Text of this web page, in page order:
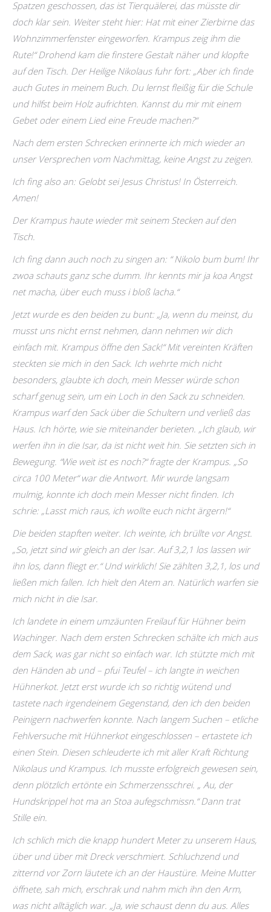
Spatzen geschossen, das ist Tierquälerei, das müsste dir
doch klar sein. Weiter steht hier: Hat mit einer Zierbirne das
Wohnzimmerfenster eingeworfen. Krampus zeig ihm die
Rute!“ Drohend kam die finstere Gestalt näher und klopfte
auf den Tisch. Der Heilige Nikolaus fuhr fort: „Aber ich finde
auch Gutes in meinem Buch. Du lernst fleißig für die Schule
und hilfst beim Holz aufrichten. Kannst du mir mit einem
Gebet oder einem Lied eine Freude machen?“
Nach dem ersten Schrecken erinnerte ich mich wieder an
unser Versprechen vom Nachmittag, keine Angst zu zeigen.
Ich fing also an: Gelobt sei Jesus Christus! In Österreich.
Amen!
Der Krampus haute wieder mit seinem Stecken auf den
Tisch.
Ich fing dann auch noch zu singen an: “ Nikolo bum bum! Ihr
zwoa schauts ganz sche dumm. Ihr kennts mir ja koa Angst
net macha, über euch muss i bloß lacha.“
Jetzt wurde es den beiden zu bunt: „Ja, wenn du meinst, du
musst uns nicht ernst nehmen, dann nehmen wir dich
einfach mit. Krampus öffne den Sack!“ Mit vereinten Kräften
steckten sie mich in den Sack. Ich wehrte mich nicht
besonders, glaubte ich doch, mein Messer würde schon
scharf genug sein, um ein Loch in den Sack zu schneiden.
Krampus warf den Sack über die Schultern und verließ das
Haus. Ich hörte, wie sie miteinander berieten. „Ich glaub, wir
werfen ihn in die Isar, da ist nicht weit hin. Sie setzten sich in
Bewegung. “Wie weit ist es noch?“ fragte der Krampus. „So
circa 100 Meter“ war die Antwort. Mir wurde langsam
mulmig, konnte ich doch mein Messer nicht finden. Ich
schrie: „Lasst mich raus, ich wollte euch nicht ärgern!“
Die beiden stapften weiter. Ich weinte, ich brüllte vor Angst.
„So, jetzt sind wir gleich an der Isar. Auf 3,2,1 los lassen wir
ihn los, dann fliegt er.“ Und wirklich! Sie zählten 3,2,1, los und
ließen mich fallen. Ich hielt den Atem an. Natürlich warfen sie
mich nicht in die Isar.
Ich landete in einem umzäunten Freilauf für Hühner beim
Wachinger. Nach dem ersten Schrecken schälte ich mich aus
dem Sack, was gar nicht so einfach war. Ich stützte mich mit
den Händen ab und – pfui Teufel – ich langte in weichen
Hühnerkot. Jetzt erst wurde ich so richtig wütend und
tastete nach irgendeinem Gegenstand, den ich den beiden
Peinigern nachwerfen konnte. Nach langem Suchen – etliche
Fehlversuche mit Hühnerkot eingeschlossen – ertastete ich
einen Stein. Diesen schleuderte ich mit aller Kraft Richtung
Nikolaus und Krampus. Ich musste erfolgreich gewesen sein,
denn plötzlich ertönte ein Schmerzensschrei. „ Au, der
Hundskrippel hot ma an Stoa aufegschmissn.“ Dann trat
Stille ein.
Ich schlich mich die knapp hundert Meter zu unserem Haus,
über und über mit Dreck verschmiert. Schluchzend und
zitternd vor Zorn läutete ich an der Haustüre. Meine Mutter
öffnete, sah mich, erschrak und nahm mich ihn den Arm,
was nicht alltäglich war. „Ja, wie schaust denn du aus. Alles